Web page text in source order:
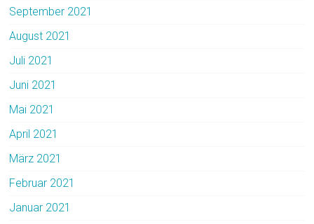
September 2021
August 2021
Juli 2021
Juni 2021
Mai 2021
April 2021
März 2021
Februar 2021
Januar 2021